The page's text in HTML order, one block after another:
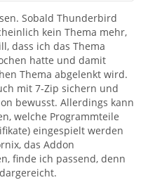
Sobald Thunderbird
kein Thema mehr,
dass ich das Thema
hatte und damit
Thema abgelenkt wird.
mit 7-Zip sichern und
bewusst. Allerdings kann
welche Programmteile
eingespielt werden
das Addon
finde ich passend, denn